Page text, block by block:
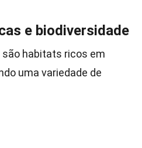
e biodiversidade
habitats ricos em
uma variedade de